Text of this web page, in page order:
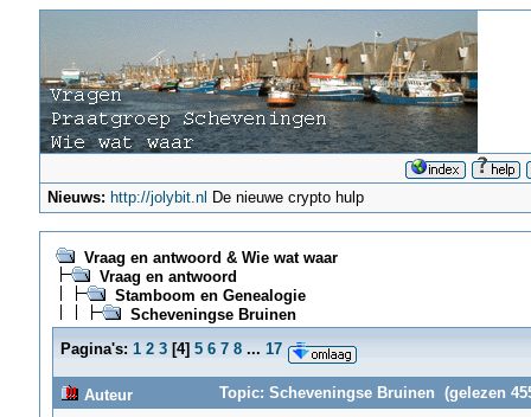
Nieuws: http://jolybit.nl De nieuwe crypto hulp
Vraag en antwoord & Wie wat waar
Vraag en antwoord
Stamboom en Genealogie
Scheveningse Bruinen
Pagina's: 1 2 3[4] 5 6 7 8 ... 17
Auteur
Topic: Scheveningse Bruinen (gelezen